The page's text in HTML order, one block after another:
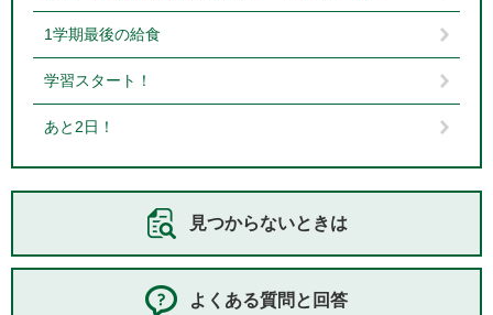
1学期最後の給食
学習スタート！
あと2日！
見つからないときは
よくある質問と回答